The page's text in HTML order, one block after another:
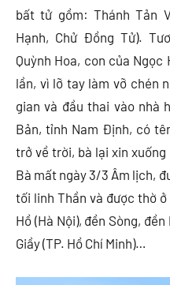
bất tử gồm: Thánh Tản
Hạnh, Chử Đồng Tử).
Quỳnh Hoa, con của
lần, vì lỡ tay làm vỡ chén
gian và đầu thai vào nhà
Bản, tỉnh Nam Định, có
trở về trời, bà lại xin
Bà mất ngày 3/3 Âm lịch,
tối linh Thần và được thờ
Hồ (Hà Nội), đền Sòng,
Giầy (TP. Hồ Chí Minh)…